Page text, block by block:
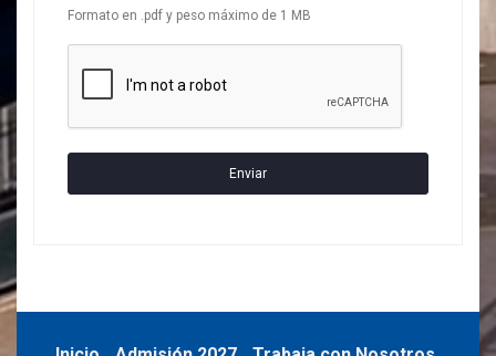
Formato en .pdf y peso máximo de 1 MB
Enviar